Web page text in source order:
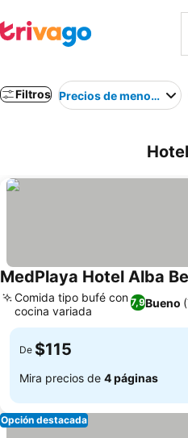
Filtros Precios de menor a
MedPlaya Hotel Alba
7,9Bueno
Comida tipo bufé con
cocina variada
De $115
Mira precios de 4 páginas
Opción destacada